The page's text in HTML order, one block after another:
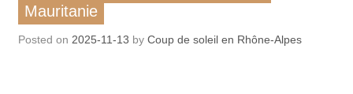
Mauritanie
Posted on 2025-11-13 by Coup de soleil en Rhône-Alpes